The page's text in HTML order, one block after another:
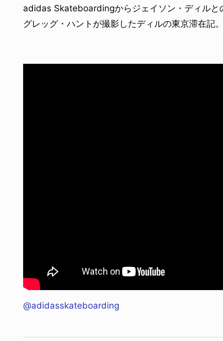
VOICE OF FREEDOM
adidas Skateboardingからジェイソン・ディルと
グレッグ・ハントが撮影したディルの東京滞在記。
@adidasskateboarding